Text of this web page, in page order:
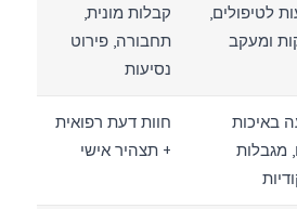
לטיפולים,
ומעקב
קבלות מונית,
תחבורה, פירוט
נסיעות
באיכות
מגבלות
חוות דעת רפואית
+ תצהיר אישי